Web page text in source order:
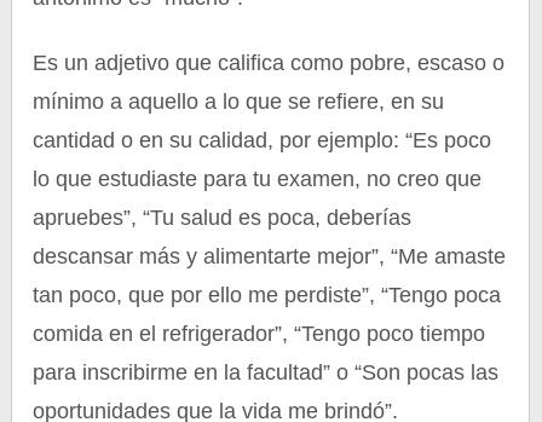
Es un adjetivo que califica como pobre, escaso o
mínimo a aquello a lo que se refiere, en su
cantidad o en su calidad, por ejemplo: “Es poco
lo que estudiaste para tu examen, no creo que
apruebes”, “Tu salud es poca, deberías
descansar más y alimentarte mejor”, “Me amaste
tan poco, que por ello me perdiste”, “Tengo poca
comida en el refrigerador”, “Tengo poco tiempo
para inscribirme en la facultad” o “Son pocas las
oportunidades que la vida me brindó”.